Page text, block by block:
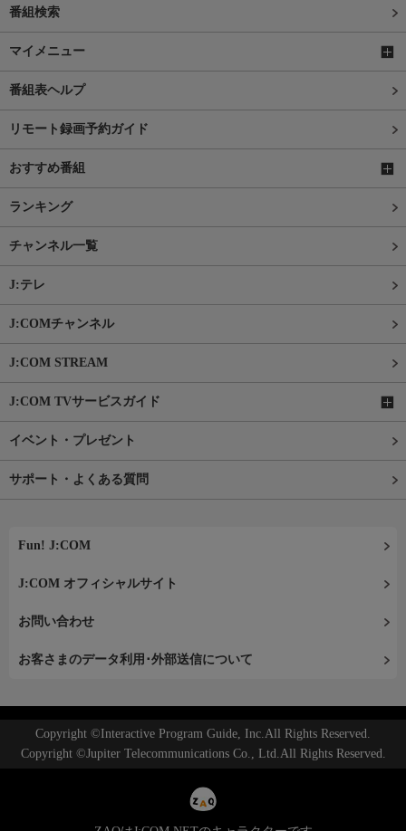
番組検索
マイメニュー
番組表ヘルプ
リモート録画予約ガイド
おすすめ番組
ランキング
チャンネル一覧
J:テレ
J:COMチャンネル
J:COM STREAM
J:COM TVサービスガイド
イベント・プレゼント
サポート・よくある質問
Fun! J:COM
J:COM オフィシャルサイト
お問い合わせ
お客さまのデータ利用･外部送信について
Copyright ©Interactive Program Guide, Inc.All Rights Reserved.
Copyright ©Jupiter Telecommunications Co., Ltd.All Rights Reserved.